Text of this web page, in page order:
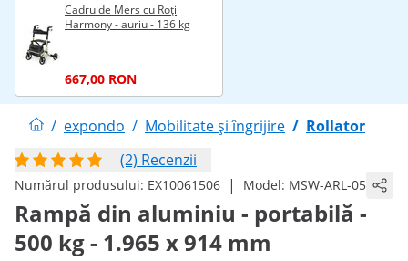
Cadru de Mers cu Roți
Harmony - auriu - 136 kg
667,00 RON
/ expondo / Mobilitate și îngrijire / Rollator
(2) Recenzii
Numărul produsului: EX10061506 | Model: MSW-ARL-05
Rampă din aluminiu - portabilă -
500 kg - 1.965 x 914 mm